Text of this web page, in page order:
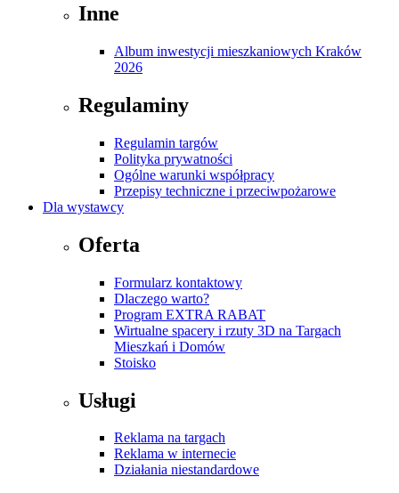
Inne
Album inwestycji mieszkaniowych Kraków
2026
Regulaminy
Regulamin targów
Polityka prywatności
Ogólne warunki współpracy
Przepisy techniczne i przeciwpożarowe
Dla wystawcy
Oferta
Formularz kontaktowy
Dlaczego warto?
Program EXTRA RABAT
Wirtualne spacery i rzuty 3D na Targach
Mieszkań i Domów
Stoisko
Usługi
Reklama na targach
Reklama w internecie
Działania niestandardowe